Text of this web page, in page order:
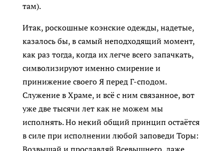
там).
Итак, роскошные коэнские одежды, надетые,
казалось бы, в самый неподходящий момент,
как раз тогда, когда их легче всего запачкать,
символизируют именно смирение и
принижение своего Я перед Г-сподом.
Служение в Храме, и всё с ним связанное, вот
уже две тысячи лет как не можем мы
исполнять. Но некий общий принцип остаётся
в силе при исполнении любой заповеди Торы: